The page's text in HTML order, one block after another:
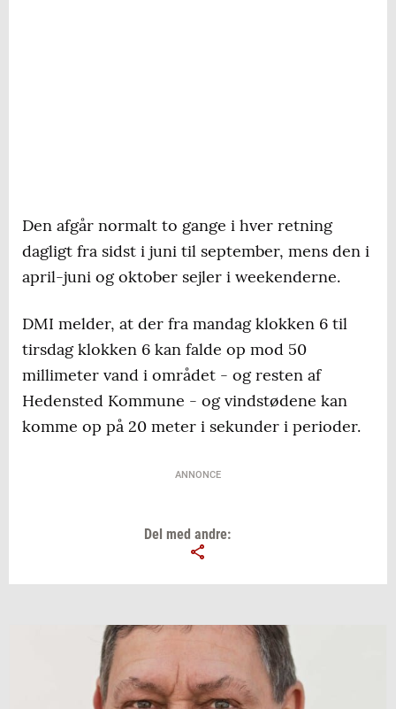
Den afgår normalt to gange i hver retning
dagligt fra sidst i juni til september, mens den i
april-juni og oktober sejler i weekenderne.
DMI melder, at der fra mandag klokken 6 til
tirsdag klokken 6 kan falde op mod 50
millimeter vand i området - og resten af
Hedensted Kommune - og vindstødene kan
komme op på 20 meter i sekunder i perioder.
ANNONCE
Del med andre: